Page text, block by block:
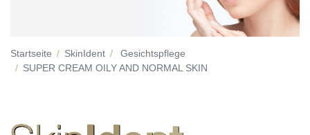
Startseite SkinIdent
Gesichtspflege
SUPER CREAM OILY AND NORMAL SKIN